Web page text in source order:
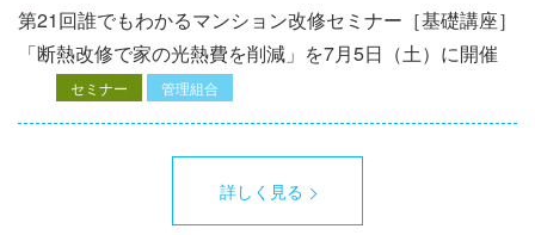
第21回誰でもわかるマンション改修セミナー［基礎講座］
「断熱改修で家の光熱費を削減」を7月5日（土）に開催
セミナー 管理組合
詳しく見る